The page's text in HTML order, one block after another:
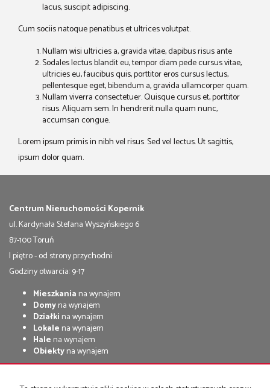
lacus, suscipit adipiscing.
Cum sociis natoque penatibus et ultrices volutpat.
Nullam wisi ultricies a, gravida vitae, dapibus risus ante
Sodales lectus blandit eu, tempor diam pede cursus vitae,
ultricies eu, faucibus quis, porttitor eros cursus lectus,
pellentesque eget, bibendum a, gravida ullamcorper quam.
Nullam viverra consectetuer. Quisque cursus et, porttitor
risus. Aliquam sem. In hendrerit nulla quam nunc,
accumsan congue.
Lorem ipsum primis in nibh vel risus. Sed vel lectus. Ut sagittis,
ipsum dolor quam.
Centrum Nieruchomości Kopernik
ul. Kardynała Stefana Wyszyńskiego 6
87-100 Toruń
I piętro - od strony przychodni
Godziny otwarcia: 9-17
Mieszkania na wynajem
Domyna wynajem
Działki na wynajem
Lokale na wynajem
Hale na wynajem
Obiektyna wynajem
Domy
na sprzedaż